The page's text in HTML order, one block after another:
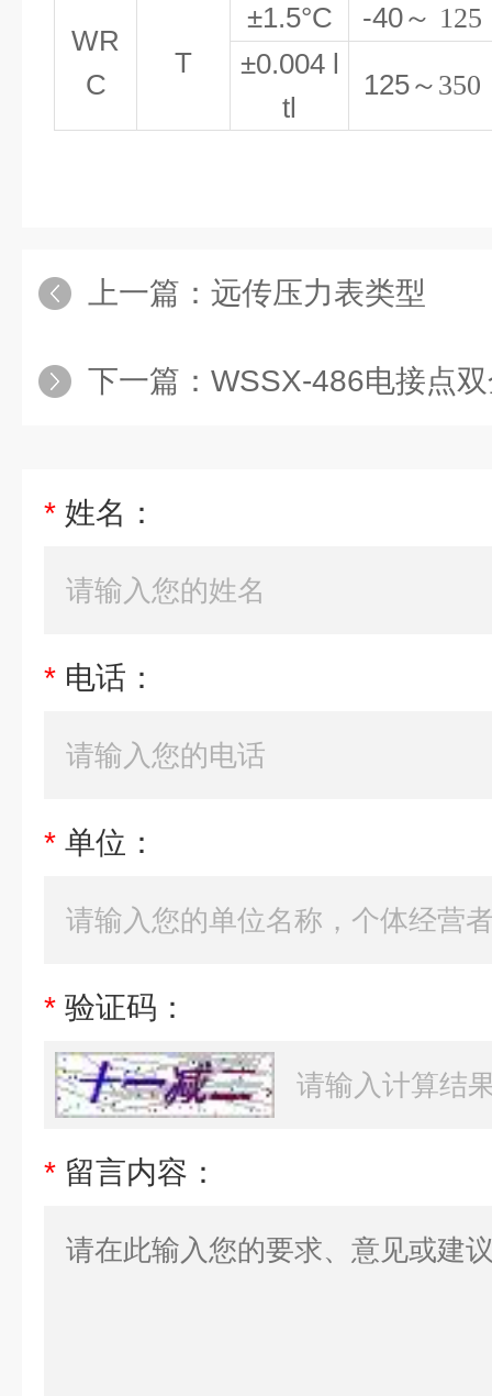
WR
C
T
±1.5°C -40～ 125
±0.004 l
tl
125～350
上一篇： 远传压力表类型
下一篇： WSSX-486电接点
* 姓名：
* 电话：
* 单位：
* 验证码：
* 留言内容：